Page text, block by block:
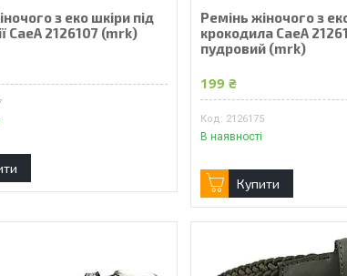
з еко шкіри під
CaeA 2126107 (mrk)
Ремінь жіночого з
крокодила CaeA
пудровий (mrk)
199 ₴
2126175
В наявності
Купити